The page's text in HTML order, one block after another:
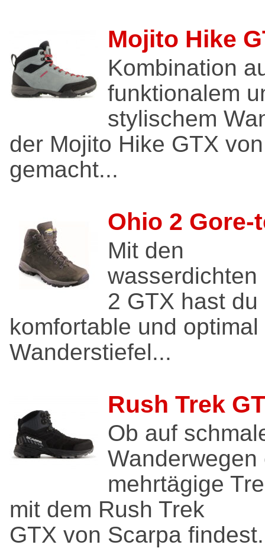
Mojito Hike
Kombination
funktionalem
stylischem
der Mojito Hike GTX
gemacht...
Ohio 2 Gore-
Mit den
wasserdichten
2 GTX hast
komfortable und
Wanderstiefel...
Rush Trek
Ob auf
mehrtägige
mit dem Rush Trek
GTX von Scarpa